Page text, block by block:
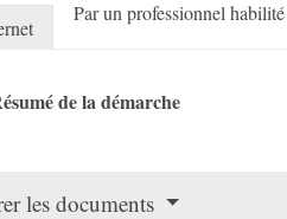
Par un professionnel habilité
de la démarche
les documents